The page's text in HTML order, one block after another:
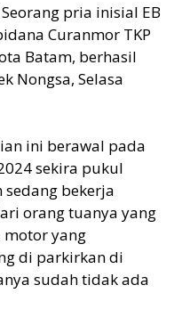
Seorang pria inisial EB
Curanmor TKP
Batam, berhasil
Nongsa, Selasa
ini berawal pada
sekira pukul
bekerja
orang tuanya yang
motor yang
di parkirkan di
sudah tidak ada